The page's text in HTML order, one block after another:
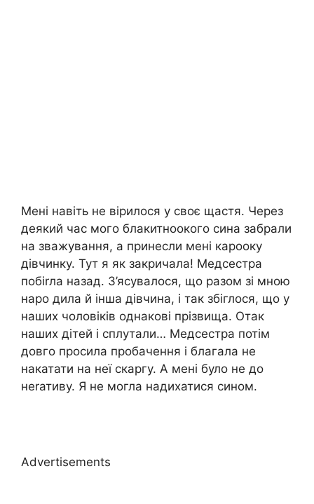
Мені навіть не вірилося у своє щастя. Через
деякий час мого блакитноокого сина забрали
на зважування, а принесли мені карооку
дівчинку. Тут я як закричала! Медсестра
побіrла назад. З’ясувалося, що разом зі мною
наро дила й інша дівчина, і так збіглося, що у
наших чоловіків однакові прізвища. Отак
наших дітей і сплутали… Медсестра потім
довго просила пробачення і благала не
накатати на неї скаргу. А мені було не до
неrативу. Я не могла надихатися сином.
Advertisements